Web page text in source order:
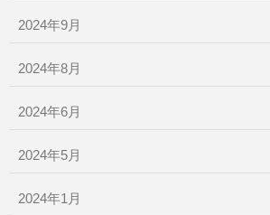
2024年9月
2024年8月
2024年6月
2024年5月
2024年1月